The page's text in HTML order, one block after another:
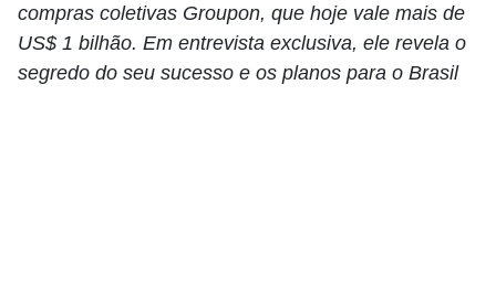
compras coletivas Groupon, que hoje vale mais de
US$ 1 bilhão. Em entrevista exclusiva, ele revela o
segredo do seu sucesso e os planos para o Brasil